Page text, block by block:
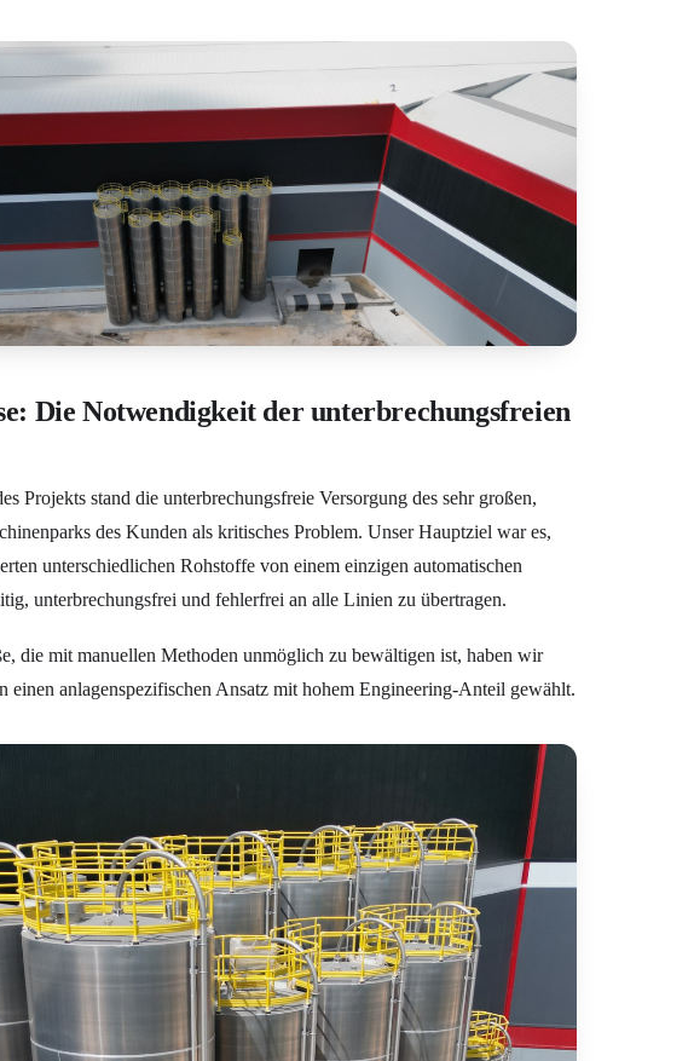
Die Notwendigkeit der unterbrechungsfreien
Projekts stand die unterbrechungsfreie Versorgung des sehr großen,
des Kunden als kritisches Problem. Unser Hauptziel war es,
unterschiedlichen Rohstoffe von einem einzigen automatischen
unterbrechungsfrei und fehlerfrei an alle Linien zu übertragen.
die mit manuellen Methoden unmöglich zu bewältigen ist, haben wir
einen anlagenspezifischen Ansatz mit hohem Engineering-Anteil gewählt.